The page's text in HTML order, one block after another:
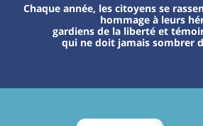
Chaque année, les citoyens se
hommage à leurs
gardiens de la liberté et
qui ne doit jamais sombrer